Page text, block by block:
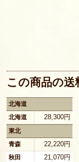
この商品の
北海道
北海道
28,300円
東北
青森
22,220円
秋田 21,070円